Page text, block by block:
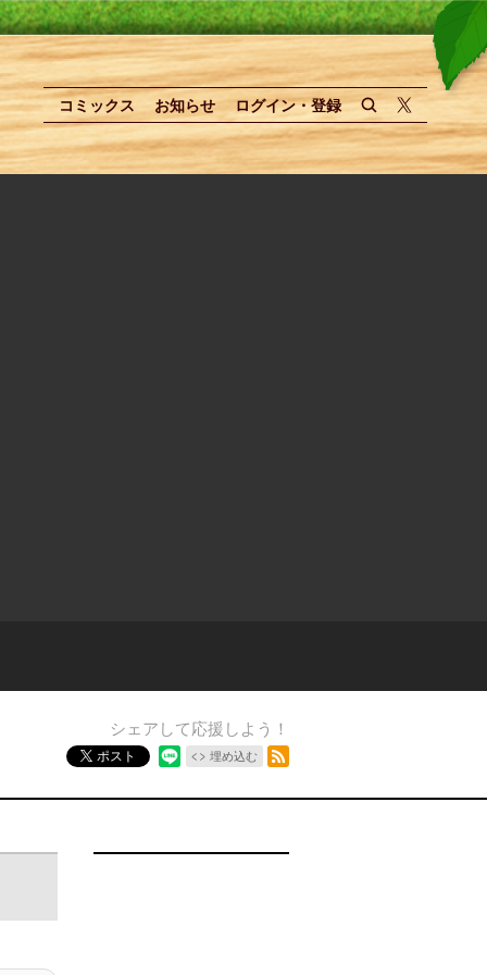
コミックス お知らせ ログイン・登録
シェアして応援しよう！
ポスト 埋め込む